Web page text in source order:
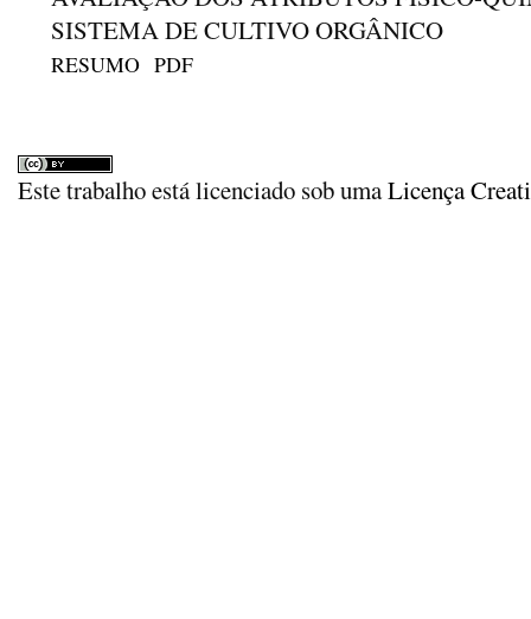
SISTEMA DE CULTIVO ORGÂNICO
RESUMO PDF
Este trabalho está licenciado sob umaLicença